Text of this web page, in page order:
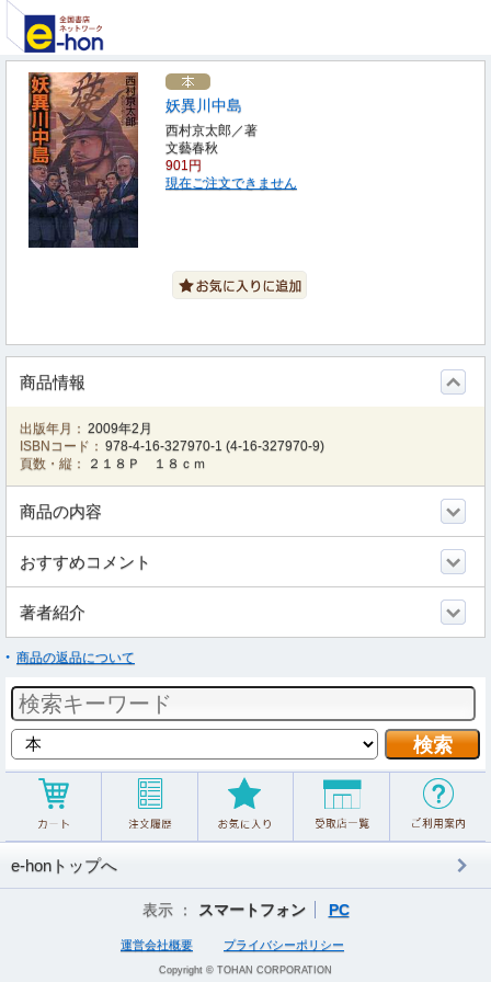
妖異川中島
西村京太郎／著
文藝春秋
901円
現在ご注文できません
商品情報
出版年月： 2009年2月
ISBNコード： 978-4-16-327970-1 (4-16-327970-9)
頁数・縦：
２１８Ｐ １８ｃｍ
商品の内容
おすすめコメント
著者紹介
商品の返品について
e-honトップへ
表示 ： スマートフォン PC
運営会社概要 プライバシーポリシー
Copyright © TOHAN CORPORATION